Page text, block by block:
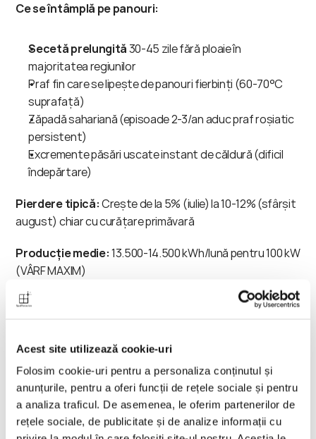
Acest site utilizează cookie-uri
Folosim cookie-uri pentru a personaliza conținutul și
anunțurile, pentru a oferi funcții de rețele sociale și pentru
a analiza traficul. De asemenea, le oferim partenerilor de
rețele sociale, de publicitate și de analize informații cu
Ce se întâmplă pe panouri:
Secetă prelungită 30-45 zile fără ploaie în
majoritatea regiunilor
Praf fin care se lipește de panouri fierbinți (60-70°C
suprafață)
Zăpadă sahariană (episoade 2-3/an aduc praf roșiatic
persistent)
Excremente păsări uscate instant de căldură (dificil
îndepărtare)
Pierdere tipică: Crește de la 5% (iulie) la 10-12% (sfârșit
august) chiar cu curățare primăvară
Producție medie: 13.500-14.500 kWh/lună pentru 100 kW
(VÂRF MAXIM)
Ar trebui să cureți în această perioadă?
și ultima curățare:
Pentru majoritatea sistemelor: NU, dacă:
Ai curățat în martie-aprilie